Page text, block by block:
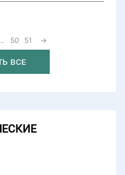
... 50 51 →
все